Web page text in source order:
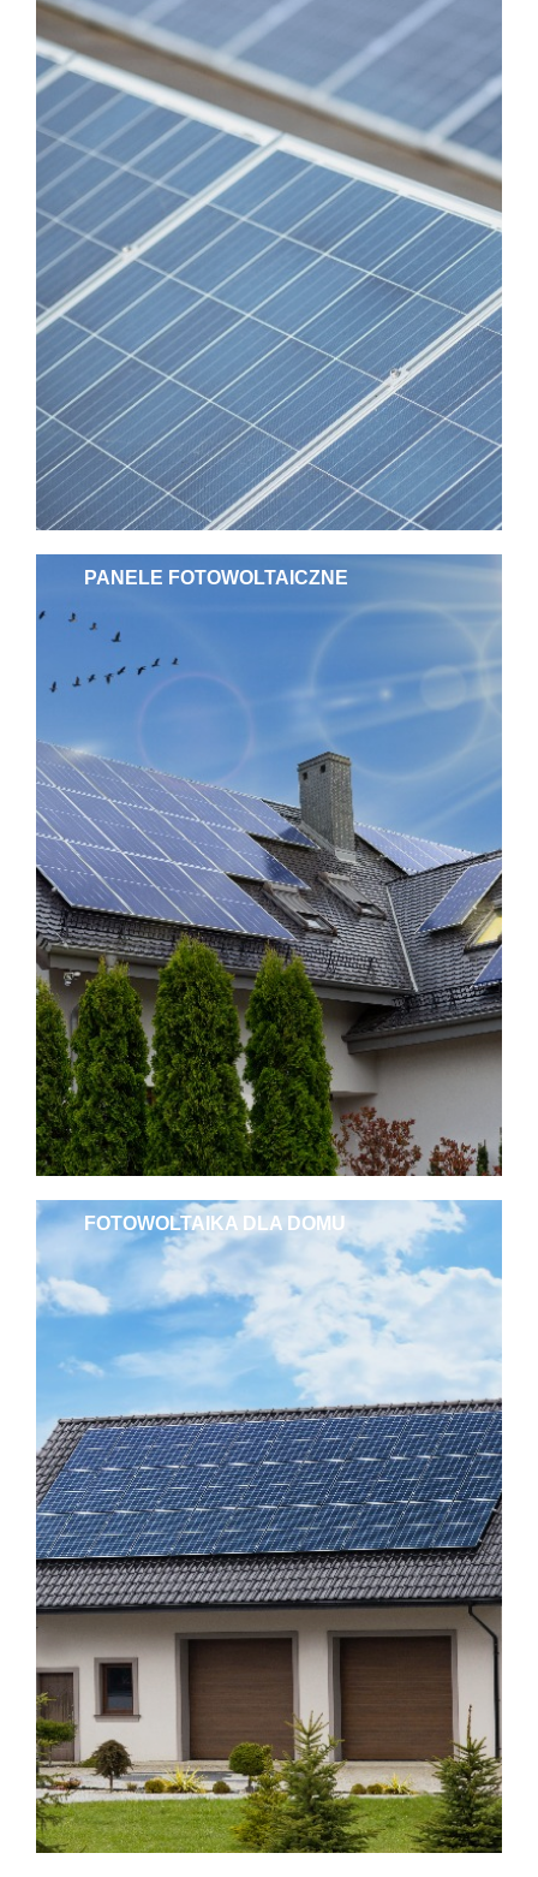
PANELE FOTOWOLTAICZNE
FOTOWOLTAIKA DLA DOMU